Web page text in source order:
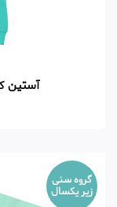
آستین
گروه سنی
زیر یکسال